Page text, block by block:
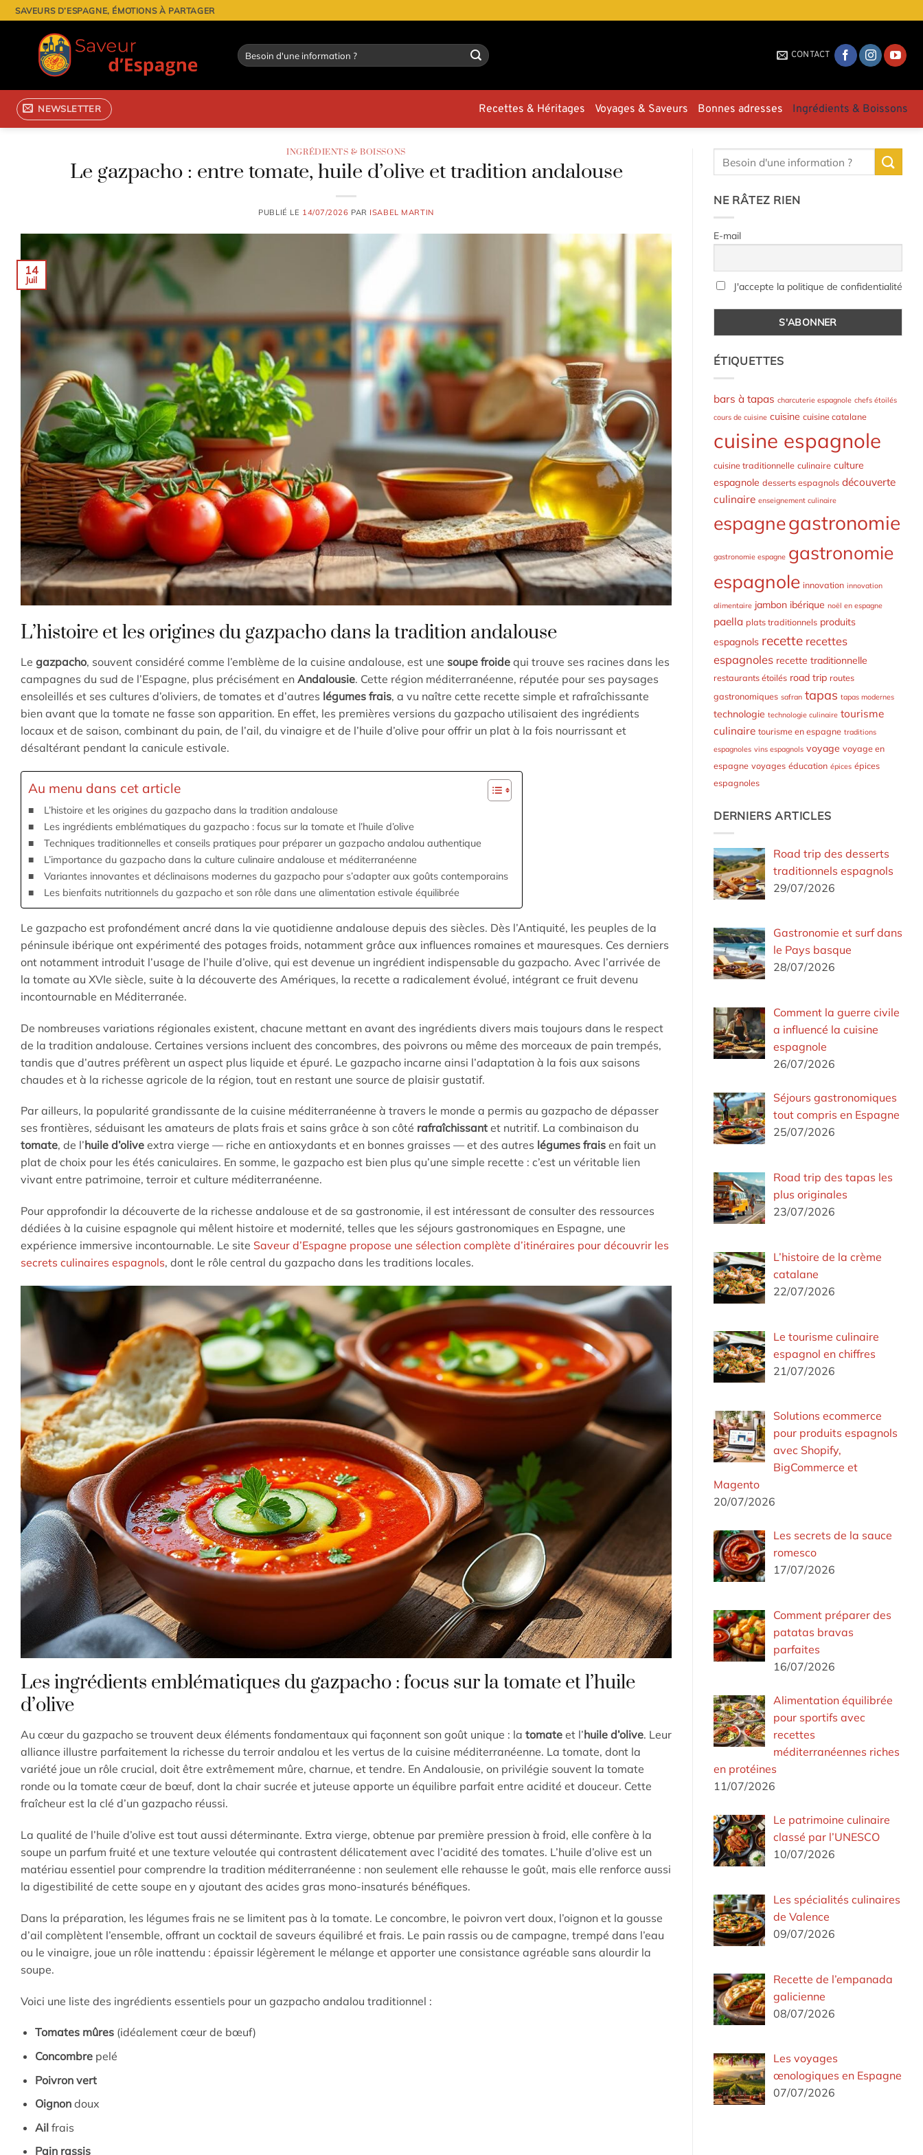
Passer
au
contenu
SAVEURS D’ESPAGNE, ÉMOTIONS À PARTAGER
CONTACT
NEWSLETTER Recettes & Héritages Voyages & Saveurs Bonnes adresses Ingrédients & Boissons
INGRÉDIENTS & BOISSONS
Le gazpacho : entre tomate, huile d’olive et tradition andalouse
PUBLIÉ LE 14/07/2026 PAR ISABEL MARTIN
14
Juil
L’histoire et les origines du gazpacho dans la tradition andalouse
Le gazpacho, souvent considéré comme l’emblème de la cuisine andalouse, est une soupe froide qui trouve ses racines dans les
campagnes du sud de l’Espagne, plus précisément en Andalousie. Cette région méditerranéenne, réputée pour ses paysages
ensoleillés et ses cultures d’oliviers, de tomates et d’autres légumes frais, a vu naître cette recette simple et rafraîchissante
bien avant que la tomate ne fasse son apparition. En effet, les premières versions du gazpacho utilisaient des ingrédients
locaux et de saison, combinant du pain, de l’ail, du vinaigre et de l’huile d’olive pour offrir un plat à la fois nourrissant et
désaltérant pendant la canicule estivale.
Au menu dans cet article
L’histoire et les origines du gazpacho dans la tradition andalouse
Les ingrédients emblématiques du gazpacho : focus sur la tomate et l’huile d’olive
Techniques traditionnelles et conseils pratiques pour préparer un gazpacho andalou authentique
L’importance du gazpacho dans la culture culinaire andalouse et méditerranéenne
Variantes innovantes et déclinaisons modernes du gazpacho pour s’adapter aux goûts contemporains
Les bienfaits nutritionnels du gazpacho et son rôle dans une alimentation estivale équilibrée
Le gazpacho est profondément ancré dans la vie quotidienne andalouse depuis des siècles. Dès l’Antiquité, les peuples de la
péninsule ibérique ont expérimenté des potages froids, notamment grâce aux influences romaines et mauresques. Ces derniers
ont notamment introduit l’usage de l’huile d’olive, qui est devenue un ingrédient indispensable du gazpacho. Avec l’arrivée de
la tomate au XVIe siècle, suite à la découverte des Amériques, la recette a radicalement évolué, intégrant ce fruit devenu
incontournable en Méditerranée.
De nombreuses variations régionales existent, chacune mettant en avant des ingrédients divers mais toujours dans le respect
de la tradition andalouse. Certaines versions incluent des concombres, des poivrons ou même des morceaux de pain trempés,
tandis que d’autres préfèrent un aspect plus liquide et épuré. Le gazpacho incarne ainsi l’adaptation à la fois aux saisons
chaudes et à la richesse agricole de la région, tout en restant une source de plaisir gustatif.
Par ailleurs, la popularité grandissante de la cuisine méditerranéenne à travers le monde a permis au gazpacho de dépasser
ses frontières, séduisant les amateurs de plats frais et sains grâce à son côté rafraîchissant et nutritif. La combinaison du
tomate, de l’huile d’olive extra vierge — riche en antioxydants et en bonnes graisses — et des autres légumes frais en fait un
plat de choix pour les étés caniculaires. En somme, le gazpacho est bien plus qu’une simple recette : c’est un véritable lien
vivant entre patrimoine, terroir et culture méditerranéenne.
Pour approfondir la découverte de la richesse andalouse et de sa gastronomie, il est intéressant de consulter des ressources
dédiées à la cuisine espagnole qui mêlent histoire et modernité, telles que les séjours gastronomiques en Espagne, une
expérience immersive incontournable. Le site Saveur d’Espagne propose une sélection complète d’itinéraires pour découvrir les
secrets culinaires espagnols, dont le rôle central du gazpacho dans les traditions locales.
Les ingrédients emblématiques du gazpacho : focus sur la tomate et l’huile
d’olive
Au cœur du gazpacho se trouvent deux éléments fondamentaux qui façonnent son goût unique : la tomate et l’huile d’olive. Leur
alliance illustre parfaitement la richesse du terroir andalou et les vertus de la cuisine méditerranéenne. La tomate, dont la
variété joue un rôle crucial, doit être extrêmement mûre, charnue, et tendre. En Andalousie, on privilégie souvent la tomate
ronde ou la tomate cœur de bœuf, dont la chair sucrée et juteuse apporte un équilibre parfait entre acidité et douceur. Cette
fraîcheur est la clé d’un gazpacho réussi.
La qualité de l’huile d’olive est tout aussi déterminante. Extra vierge, obtenue par première pression à froid, elle confère à la
soupe un parfum fruité et une texture veloutée qui contrastent délicatement avec l’acidité des tomates. L’huile d’olive est un
matériau essentiel pour comprendre la tradition méditerranéenne : non seulement elle rehausse le goût, mais elle renforce aussi
la digestibilité de cette soupe en y ajoutant des acides gras mono-insaturés bénéfiques.
Dans la préparation, les légumes frais ne se limitent pas à la tomate. Le concombre, le poivron vert doux, l’oignon et la gousse
d’ail complètent l’ensemble, offrant un cocktail de saveurs équilibré et frais. Le pain rassis ou de campagne, trempé dans l’eau
ou le vinaigre, joue un rôle inattendu : épaissir légèrement le mélange et apporter une consistance agréable sans alourdir la
soupe.
Voici une liste des ingrédients essentiels pour un gazpacho andalou traditionnel :
Tomates mûres(idéalement cœur de bœuf)
Concombrepelé
Poivron vert
Oignondoux
Ailfrais
Pain rassis
NE RÂTEZ RIEN
E-mail
J'accepte la politique de confidentialité
ÉTIQUETTES
bars à tapas charcuterie espagnole chefs étoilés
cours de cuisine cuisine cuisine catalane
cuisine espagnole
cuisine traditionnelle culinaire culture
espagnole desserts espagnols découverte
culinaire enseignement culinaire
espagnegastronomie
gastronomie espagne gastronomie
espagnole innovation innovation
alimentaire jambon ibérique noël en espagne
paella plats traditionnels produits
espagnols recette recettes
espagnoles recette traditionnelle
restaurants étoilés road trip routes
gastronomiques safran tapas tapas modernes
technologie technologie culinaire tourisme
culinaire tourisme en espagne traditions
espagnoles vins espagnols voyage voyage en
espagne voyages éducation épices épices
espagnoles
DERNIERS ARTICLES
Road trip des desserts
traditionnels espagnols
29/07/2026
Gastronomie et surf dans
le Pays basque
28/07/2026
Comment la guerre civile
a influencé la cuisine
espagnole
26/07/2026
Séjours gastronomiques
tout compris en Espagne
25/07/2026
Road trip des tapas les
plus originales
23/07/2026
L’histoire de la crème
catalane
22/07/2026
Le tourisme culinaire
espagnol en chiffres
21/07/2026
Solutions ecommerce
pour produits espagnols
avec Shopify,
BigCommerce et
Magento
20/07/2026
Les secrets de la sauce
romesco
17/07/2026
Comment préparer des
patatas bravas
parfaites
16/07/2026
Alimentation équilibrée
pour sportifs avec
recettes
méditerranéennes riches
en protéines
11/07/2026
Le patrimoine culinaire
classé par l’UNESCO
10/07/2026
Les spécialités culinaires
de Valence
09/07/2026
Recette de l’empanada
galicienne
08/07/2026
Les voyages
œnologiques en Espagne
07/07/2026